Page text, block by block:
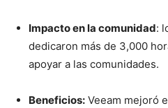
Impacto en la comunidad:
dedicaron más de 3,000
apoyar a las comunidades.
Beneficios: Veeam mejoró